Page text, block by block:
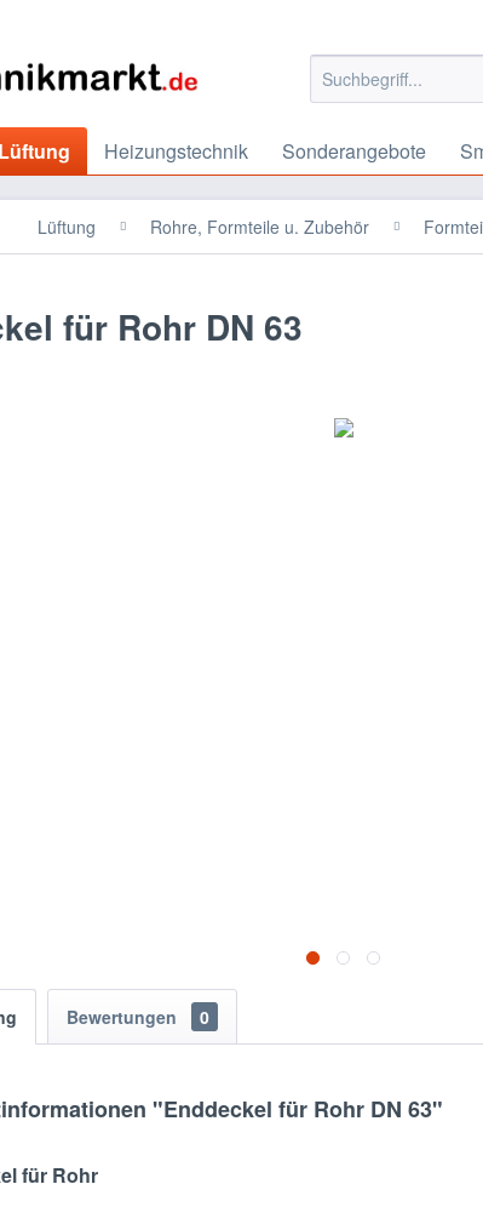
Lüftung Heizungstechnik Sonderangebote
Lüftung Rohre, Formteile u. Zubehör
für Rohr DN 63
Bewertungen 0
"Enddeckel für Rohr DN 63"
für Rohr